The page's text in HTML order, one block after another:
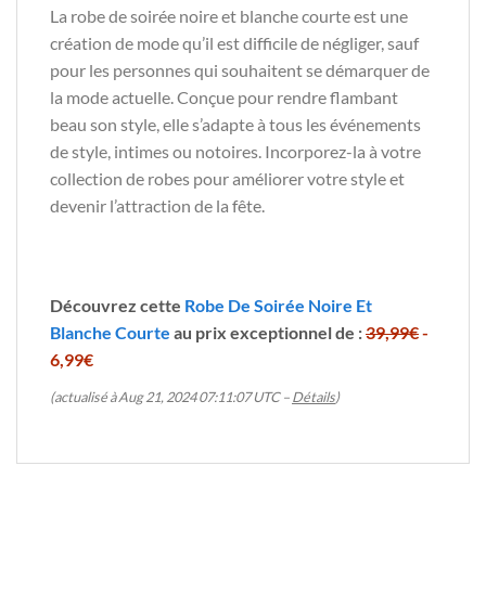
La robe de soirée noire et blanche courte est une
création de mode qu’il est difficile de négliger, sauf
pour les personnes qui souhaitent se démarquer de
la mode actuelle. Conçue pour rendre flambant
beau son style, elle s’adapte à tous les événements
de style, intimes ou notoires. Incorporez-la à votre
collection de robes pour améliorer votre style et
devenir l’attraction de la fête.
Découvrez cette Robe De Soirée Noire Et
Blanche Courte au prix exceptionnel de :39,99€-
6,99€
(actualisé à Aug 21, 2024 07:11:07 UTC –Détails)